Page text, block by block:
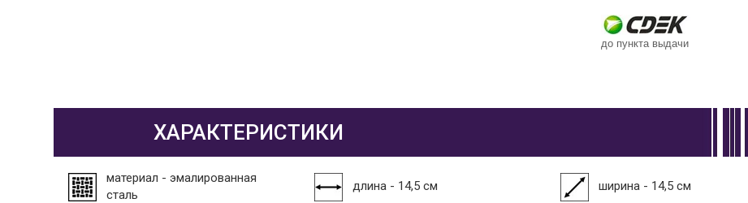
до пункта выдачи
ХАРАКТЕРИСТИКИ
материал - эмалированная
сталь
длина - 14,5 см ширина - 14,5 см